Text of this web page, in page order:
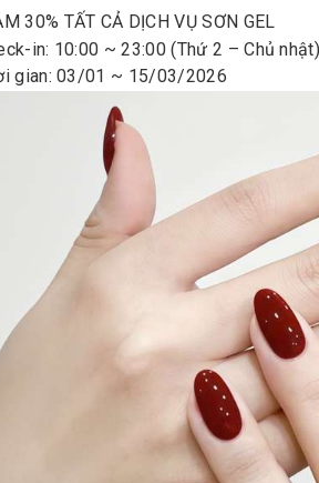
30% TẤT CẢ DỊCH VỤ SƠN GEL
in: 10:00 ~ 23:00 (Thứ 2 – Chủ
gian: 03/01 ~ 15/03/2026